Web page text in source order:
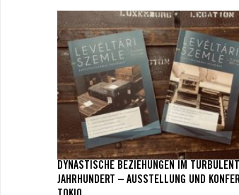
DYNASTISCHE BEZIEHUNGEN IM
JAHRHUNDERT – AUSSTELLUNG UND